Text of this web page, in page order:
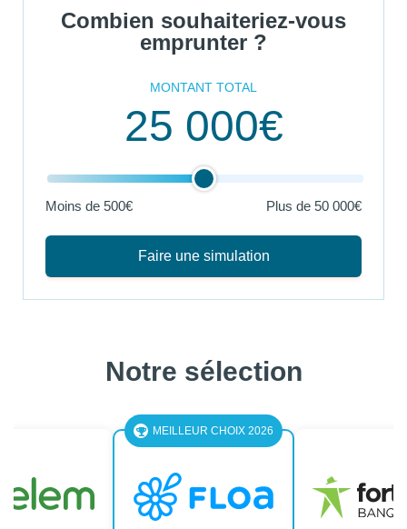
Combien souhaiteriez-vous
emprunter ?
MONTANT TOTAL
25 000€
Moins de 500€ Plus de 50 000€
Faire une simulation
Notre sélection
MEILLEUR CHOIX 2026